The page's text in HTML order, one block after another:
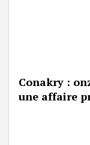
Conakry :
une affaire